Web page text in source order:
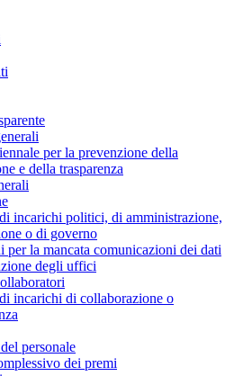
per la prevenzione della
e della trasparenza
incarichi politici, di amministrazione,
o di governo
per la mancata comunicazioni dei dati
degli uffici
incarichi di collaborazione o
personale
dei premi